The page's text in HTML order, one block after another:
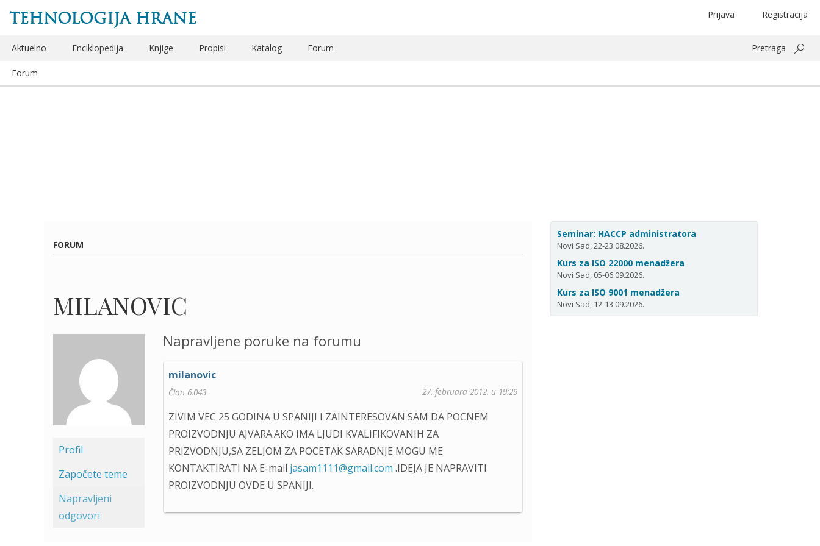
TEHNOLOGIJA HRANE Registracija
Prijava
Aktuelno Enciklopedija Knjige Propisi Katalog Forum Pretraga
Forum
FORUM
MILANOVIC
Profil
Započete teme
Napravljeni
odgovori
Napravljene poruke na forumu
milanovic
Član 6.043 27. februara 2012. u 19:29
ZIVIM VEC 25 GODINA U SPANIJI I ZAINTERESOVAN SAM DA POCNEM
PROIZVODNJU AJVARA.AKO IMA LJUDI KVALIFIKOVANIH ZA
PRIZVODNJU,SA ZELJOM ZA POCETAK SARADNJE MOGU ME
KONTAKTIRATI NA E-mail jasam1111@gmail.com .IDEJA JE NAPRAVITI
PROIZVODNJU OVDE U SPANIJI.
Seminar: HACCP administratora
Novi Sad, 22-23.08.2026.
Kurs za ISO 22000 menadžera
Novi Sad, 05-06.09.2026.
Kurs za ISO 9001 menadžera
Novi Sad, 12-13.09.2026.